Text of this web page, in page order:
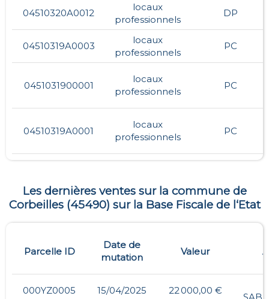
04510320A0012
locaux
professionnels
DP
04510319A0003
locaux
professionnels
PC
0451031900001
locaux
professionnels
PC
04510319A0001
locaux
professionnels
PC
Les dernières ventes sur la commune de
Corbeilles(45490) sur la Base Fiscale de l‘Etat
Parcelle ID
Date de
mutation
Valeur
000YZ0005 15/04/2025 22 000,00 €